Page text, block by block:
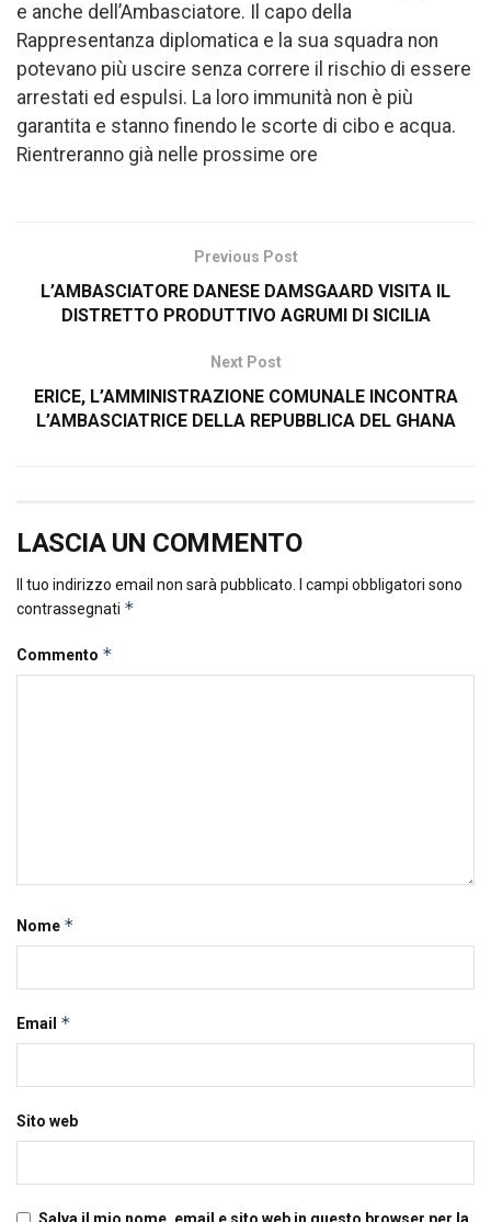
e anche dell’Ambasciatore. Il capo della
Rappresentanza diplomatica e la sua squadra non
potevano più uscire senza correre il rischio di essere
arrestati ed espulsi. La loro immunità non è più
garantita e stanno finendo le scorte di cibo e acqua.
Rientreranno già nelle prossime ore
Previous Post
L’AMBASCIATORE DANESE DAMSGAARD VISITA IL
DISTRETTO PRODUTTIVO AGRUMI DI SICILIA
Next Post
ERICE, L’AMMINISTRAZIONE COMUNALE INCONTRA
L’AMBASCIATRICE DELLA REPUBBLICA DEL GHANA
LASCIA UN COMMENTO
Il tuo indirizzo email non sarà pubblicato.
I campi obbligatori sono
contrassegnati *
Commento *
Nome *
Email *
Sito web